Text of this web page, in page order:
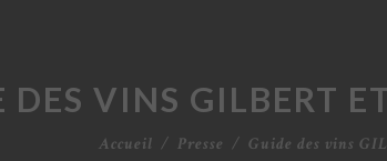
DES VINS GILBERT
Accueil Presse Guide des vins